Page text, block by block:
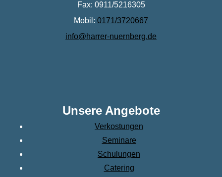
Fax: 0911/5216305
Mobil: 0171/3720667
info@harrer-nuernberg.de
Unsere Angebote
Verkostungen
Seminare
Schulungen
Catering